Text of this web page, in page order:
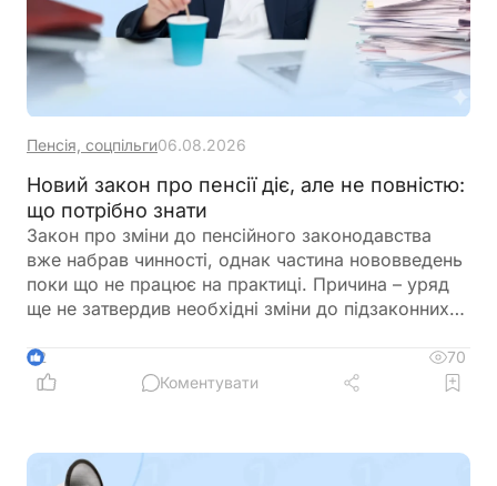
Пенсія, соцпільги06.08.2026
Новий закон про пенсії діє, але не повністю:
що потрібно знати
Закон про зміни до пенсійного законодавства
вже набрав чинності, однак частина нововведень
поки що не працює на практиці. Причина – уряд
ще не затвердив необхідні зміни до підзаконних
нових правил щодо підтвердження страхового
стажу та призначення пенсій
2
70
Коментувати